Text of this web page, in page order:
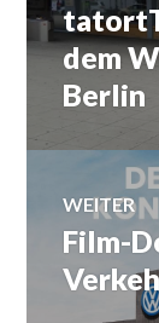
Vorheriger
Beitrag:
dem
Berlin
WEITER
Nächster
Beitrag:
Film-